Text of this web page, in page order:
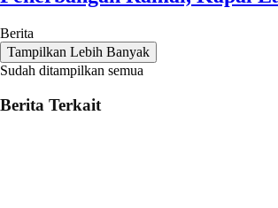
Berita
Tampilkan Lebih Banyak
Sudah ditampilkan semua
Berita Terkait